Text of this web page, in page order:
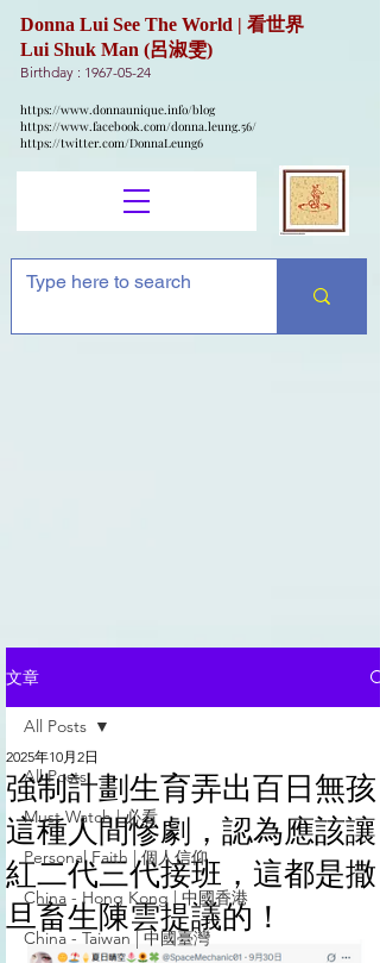
Donna Lui See The World | 看世界
Lui Shuk Man (呂淑雯)
Birthday : 1967-05-24
https://www.donnaunique.info/blog
https://www.facebook.com/donna.leung.56/
https://twitter.com/DonnaLeung6
文章
All Posts
Must Watch | 必看
Personal Faith | 個人信仰
China - Hong Kong | 中國香港
China - Taiwan | 中國臺灣
All Posts
強制計劃生育弄出百日無孩
這種人間慘劇，認為應該讓
紅二代三代接班，這都是撒
旦畜生陳雲提議的！
2025年10月2日